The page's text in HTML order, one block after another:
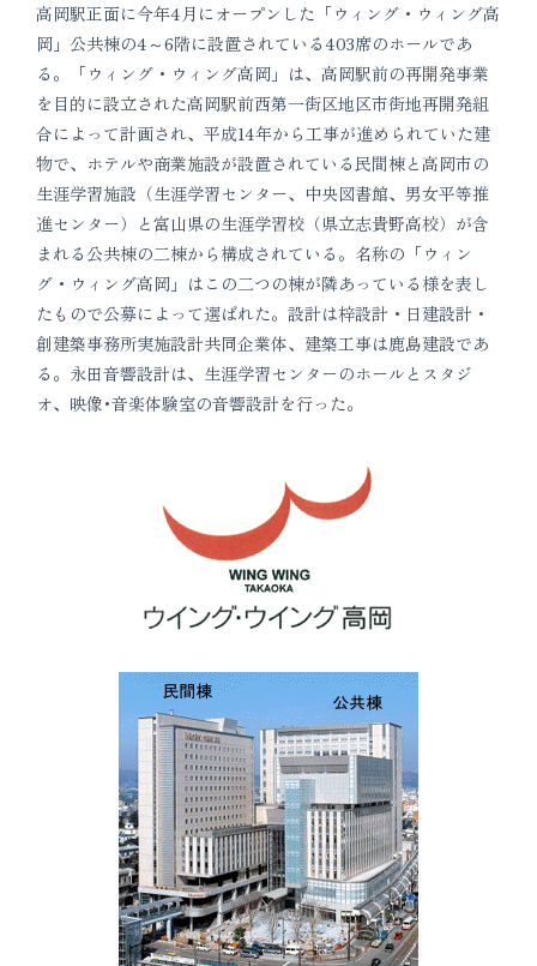
高岡駅正面に今年4月にオープンした「ウィング・ウィング高
岡」公共棟の4～6階に設置されている403席のホールであ
る。「ウィング・ウィング高岡」は、高岡駅前の再開発事業
を目的に設立された高岡駅前西第一街区地区市街地再開発組
合によって計画され、平成14年から工事が進められていた建
物で、ホテルや商業施設が設置されている民間棟と高岡市の
生涯学習施設（生涯学習センター、中央図書館、男女平等推
進センター）と富山県の生涯学習校（県立志貴野高校）が含
まれる公共棟の二棟から構成されている。名称の「ウィン
グ・ウィング高岡」はこの二つの棟が隣あっている様を表し
たもので公募によって選ばれた。設計は梓設計・日建設計・
創建築事務所実施設計共同企業体、建築工事は鹿島建設であ
る。永田音響設計は、生涯学習センターのホールとスタジ
オ、映像･音楽体験室の音響設計を行った。